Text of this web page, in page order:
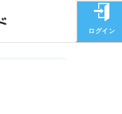
ログイン